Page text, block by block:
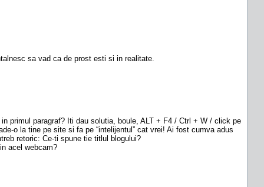
sa vad ca de prost esti si in realitate.
primul paragraf? Iti dau solutia, boule, ALT + F4 / Ctrl + W / click pe
o la tine pe site si fa pe “intelijentul” cat vrei! Ai fost cumva adus
retoric: Ce-ti spune tie titlul blogului?
acel webcam?